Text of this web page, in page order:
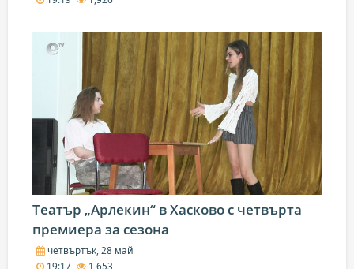
Театър „Арлекин“ в Хасково с четвърта
премиера за сезона
четвъртък, 28 май
19:17
1,653